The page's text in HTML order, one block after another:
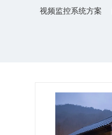
视频监控系统方案